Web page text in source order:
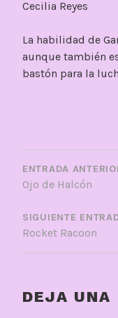
Cecilia Reyes
La habilidad de
aunque también
bastón para la
DE
ENTRADA
Ojo de Halcón
SIGUIENTE
Rocket Racoon
DEJA UNA